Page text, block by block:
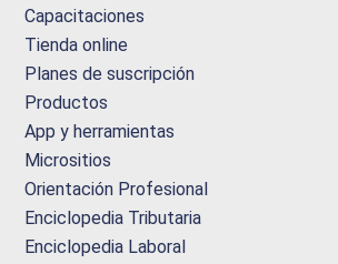
Capacitaciones
Tienda online
Planes de suscripción
Productos
App y herramientas
Micrositios
Orientación Profesional
Enciclopedia Tributaria
Enciclopedia Laboral